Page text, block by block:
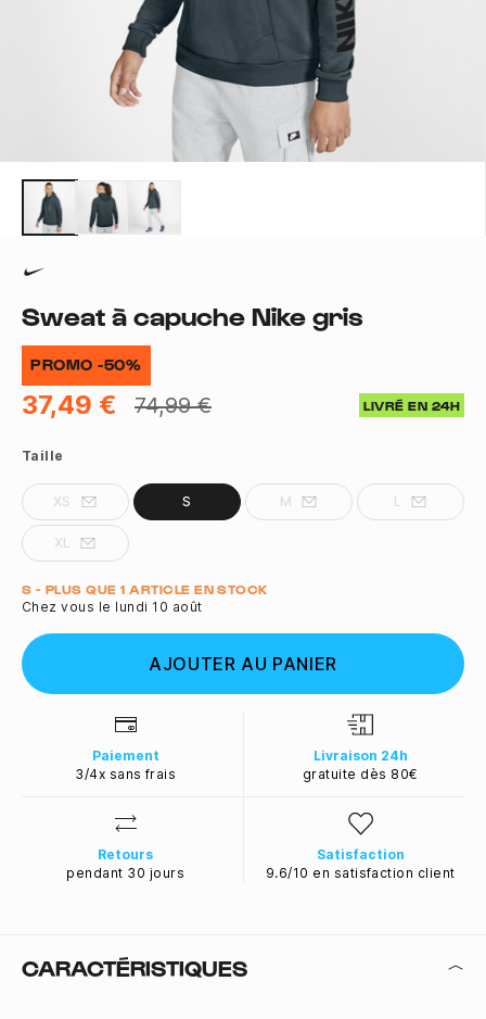
Sweat à capuche Nike gris
PROMO -50%
37,49 € 74,99 € LIVRÉ EN 24H
Taille
XS S M L
XL
Quantité
S - PLUS QUE 1 ARTICLE EN STOCK
Chez vous le lundi 10 août
AJOUTER AU PANIER
Paiement
3/4x sans frais
Livraison 24h
gratuite dès 80€
Retours
pendant 30 jours
Satisfaction
9.6/10 en satisfaction client
CARACTÉRISTIQUES